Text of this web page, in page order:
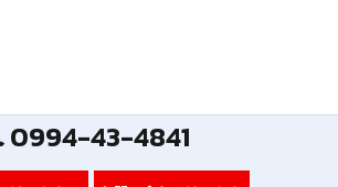
0994-43-4841